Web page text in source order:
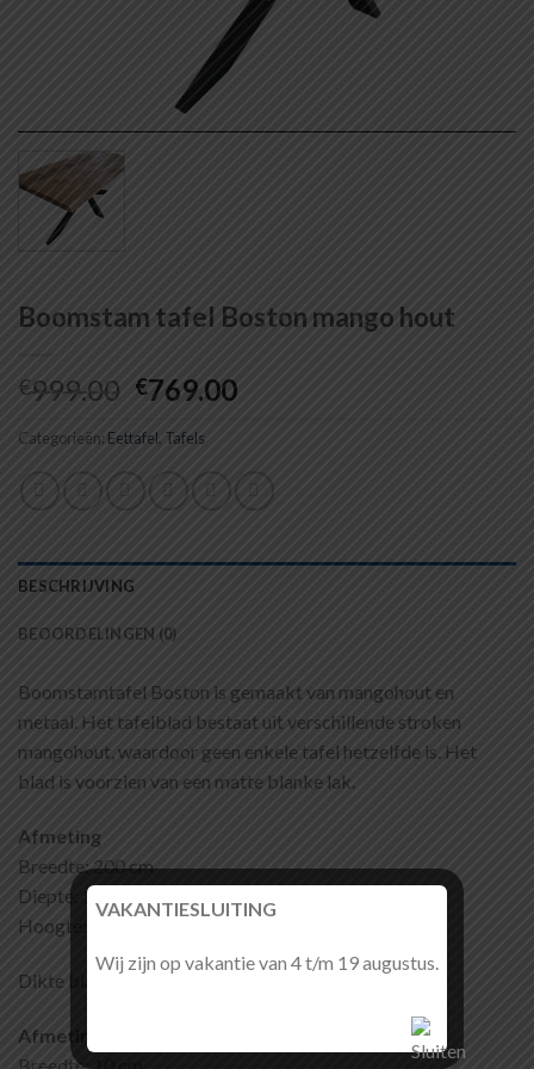
Boomstam tafel Boston mango hout
€999.00 Oorspronkelijke
was:
€999.00.
€769.00Huidige
€769.00.
Categorieën: Eettafel, Tafels
BESCHRIJVING
BEOORDELINGEN (0)
Boomstamtafel Boston is gemaakt van mangohout en
metaal. Het tafelblad bestaat uit verschillende stroken
mangohout, waardoor geen enkele tafel hetzelfde is. Het
blad is voorzien van een matte blanke lak.
Afmeting
Breedte: 200 cm
Diepte: 100 cm
Hoogte: 76 cm
Dikte blad: 6 cm opgedikt
Afmeting matrixpoot
Breedte: 10 cm
VAKANTIESLUITING
Wij zijn op vakantie van 4 t/m 19 augustus.